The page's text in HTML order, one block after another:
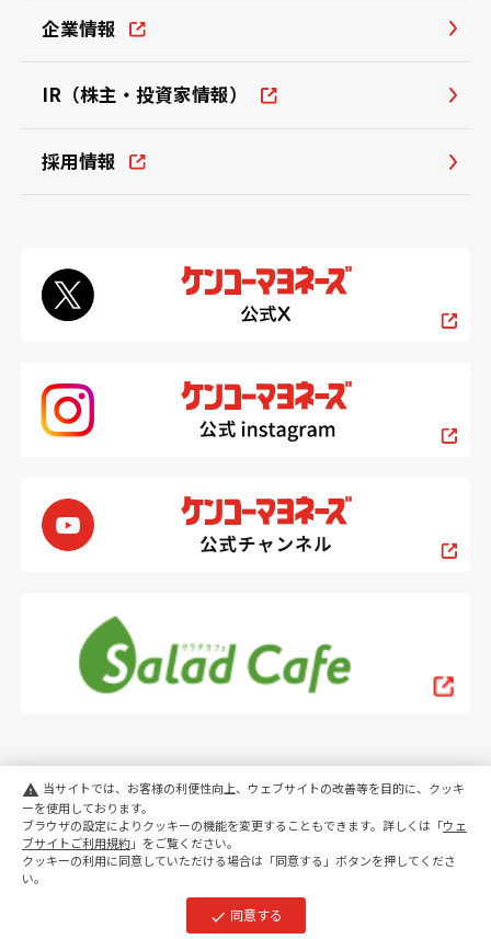
PC スマートフォン
企業情報
IR（株主・投資家情報）
採用情報
copyright KENKO Mayonnaise Co.,Ltd.All rights reserved.
warning 当サイトでは、お客様の利便性向上、ウェブサイトの改善等を目的に、クッキ
ーを使用しております。
ブラウザの設定によりクッキーの機能を変更することもできます。詳しくは「ウェ
ブサイトご利用規約」をご覧ください。
クッキーの利用に同意していただける場合は「同意する」ボタンを押してくださ
い。
check 同意する